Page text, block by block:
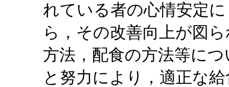
れている者の心情安定
ら，その改善向上が図
方法，配食の方法等に
と努力により，適正な